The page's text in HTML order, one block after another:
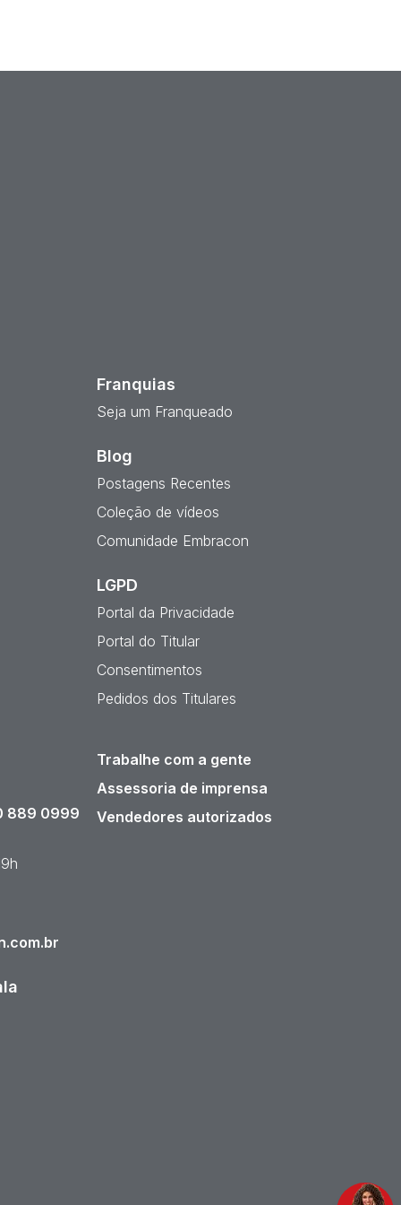
Franquias
Seja um Franqueado
Blog
Postagens Recentes
Coleção de vídeos
Comunidade Embracon
LGPD
Portal da Privacidade
Portal do Titular
Consentimentos
Pedidos dos Titulares
889 0999
Trabalhe com a gente
Assessoria de imprensa
Vendedores autorizados